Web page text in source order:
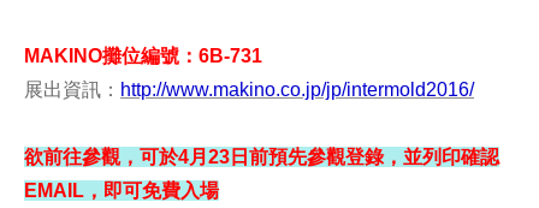
MAKINO攤位編號：6B-731
展出資訊： http://www.makino.co.jp/jp/intermold2016/
欲前往參觀，可於4月23日前預先參觀登錄，並列印確認
EMAIL，即可免費入場